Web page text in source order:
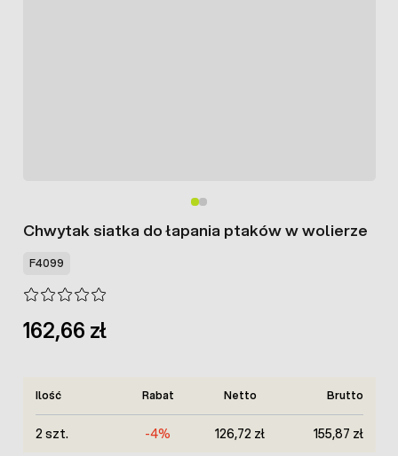
Chwytak siatka do łapania ptaków w wolierze
F4099
162,66 zł
Ilość Rabat Netto Brutto
2 szt. -4% 126,72 zł 155,87 zł